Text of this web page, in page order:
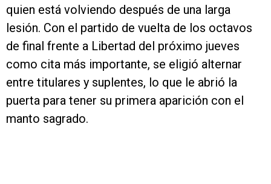
quien está volviendo después de una larga
lesión. Con el partido de vuelta de los octavos
de final frente a Libertad del próximo jueves
como cita más importante, se eligió alternar
entre titulares y suplentes, lo que le abrió la
puerta para tener su primera aparición con el
manto sagrado.